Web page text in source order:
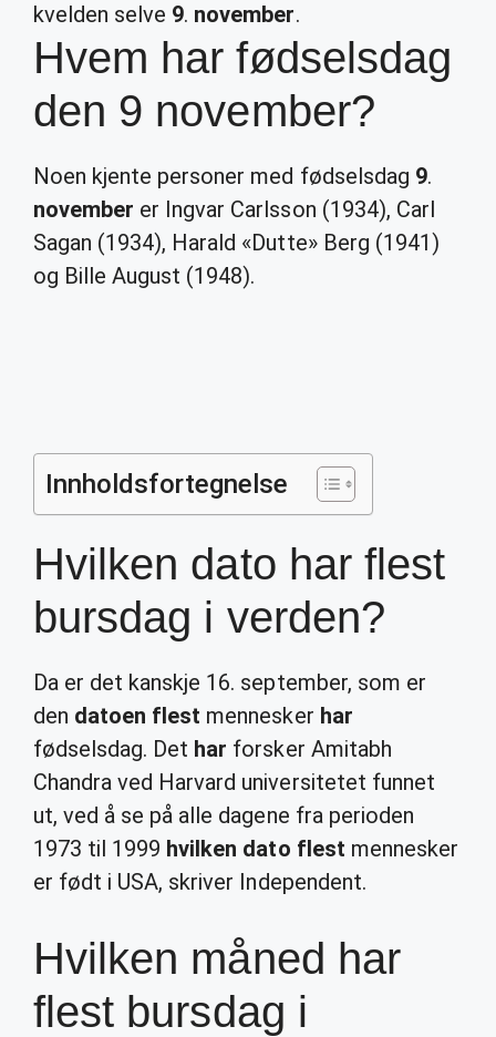
kvelden selve 9. november.
Hvem har fødselsdag
den 9 november?
Noen kjente personer med fødselsdag 9.
november er Ingvar Carlsson (1934), Carl
Sagan (1934), Harald «Dutte» Berg (1941)
og Bille August (1948).
Innholdsfortegnelse
Hvilken dato har flest
bursdag i verden?
Da er det kanskje 16. september, som er
den datoen flest mennesker har
fødselsdag. Det har forsker Amitabh
Chandra ved Harvard universitetet funnet
ut, ved å se på alle dagene fra perioden
1973 til 1999 hvilken dato flest mennesker
er født i USA, skriver Independent.
Hvilken måned har
flest bursdag i